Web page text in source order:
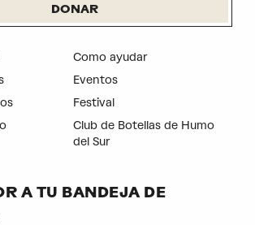
DONAR
Como ayudar
Eventos
Festival
Club de Botellas de Humo
del Sur
A TU BANDEJA DE